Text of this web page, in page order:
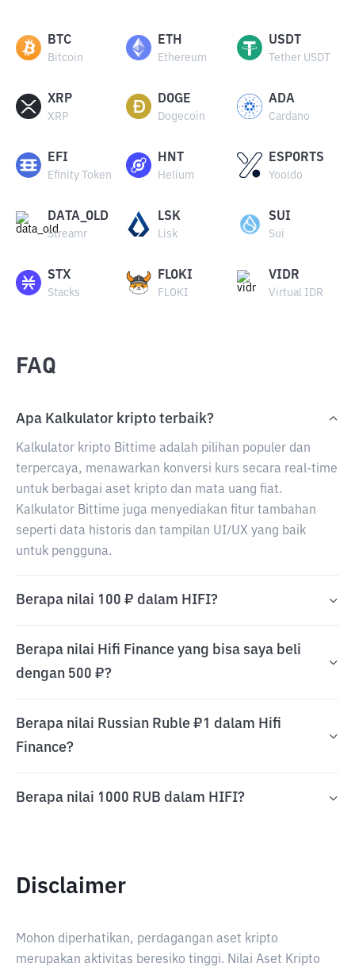
BTC
Bitcoin
ETH
Ethereum
USDT
Tether USDT
XRP
XRP
DOGE
Dogecoin
ADA
Cardano
EFI
Efinity Token
HNT
Helium
ESPORTS
Yooldo
DATA_OLD
Streamr
LSK
Lisk
SUI
Sui
STX
Stacks
FLOKI
FLOKI
VIDR
Virtual IDR
FAQ
Apa Kalkulator kripto terbaik?
Kalkulator kripto Bittime adalah pilihan populer dan
terpercaya, menawarkan konversi kurs secara real-time
untuk berbagai aset kripto dan mata uang fiat.
Kalkulator Bittime juga menyediakan fitur tambahan
seperti data historis dan tampilan UI/UX yang baik
untuk pengguna.
Berapa nilai 100 ₽ dalam HIFI?
Berapa nilai Hifi Finance yang bisa saya beli
dengan 500 ₽?
Berapa nilai Russian Ruble ₽1 dalam Hifi
Finance?
Berapa nilai 1000 RUB dalam HIFI?
Disclaimer
Mohon diperhatikan, perdagangan aset kripto
merupakan aktivitas beresiko tinggi. Nilai Aset Kripto